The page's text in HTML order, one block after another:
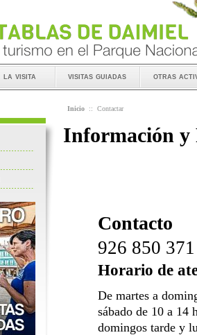
la visita visitas guiadas otras
Inicio :: Contactar
Información y
Contacto
926 850 371
Horario de
De martes a
sábado de 10 a 14
domingos tarde y